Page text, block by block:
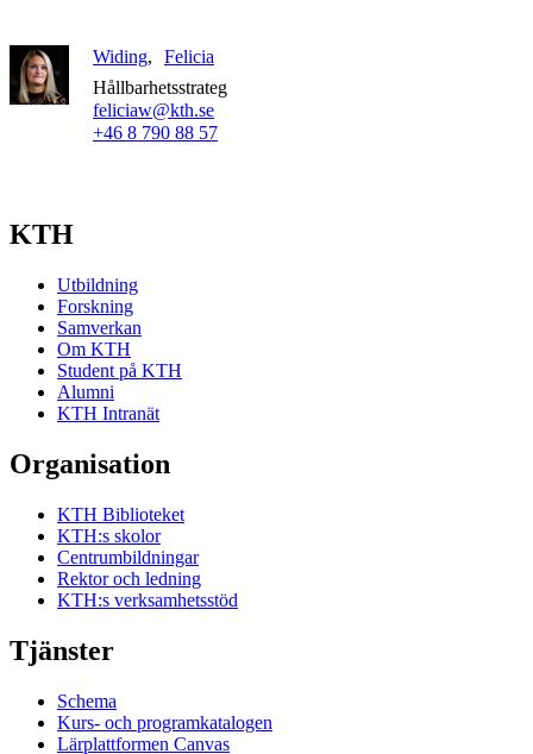
Widing
Felicia
Hållbarhetsstrateg
feliciaw@kth.se
+46 8 790 88 57
KTH
Utbildning
Forskning
Samverkan
Om KTH
Student på KTH
Alumni
KTH Intranät
Organisation
KTH Biblioteket
KTH:s skolor
Centrumbildningar
Rektor och ledning
KTH:s verksamhetsstöd
Tjänster
Schema
Kurs- och programkatalogen
Lärplattformen Canvas